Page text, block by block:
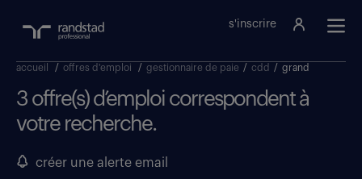
s'inscrire
accueil / offres d'emploi / gestionnaire de paie / cdd / grand
3 offre(s) d’emploi correspondent à
votre recherche.
créer une alerte email